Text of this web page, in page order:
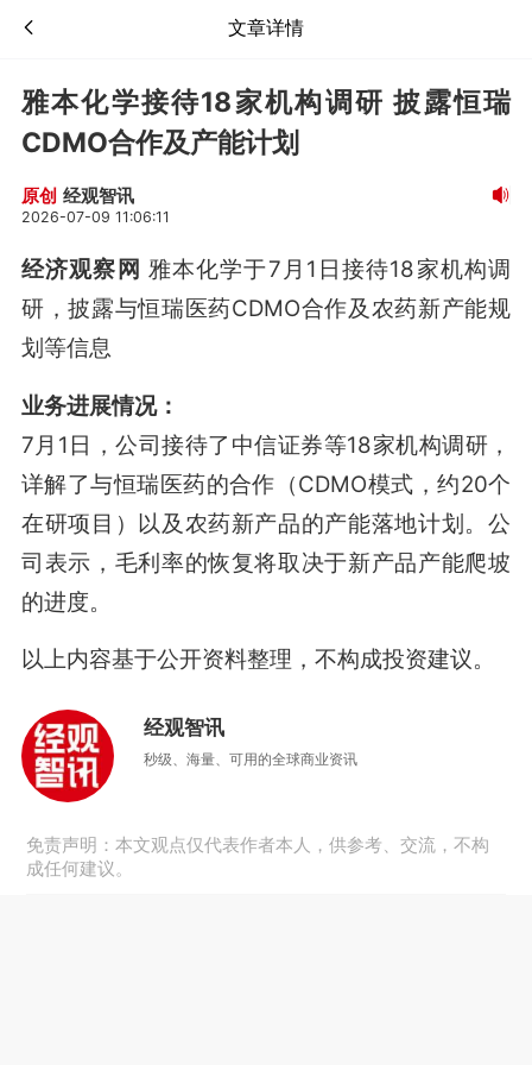
文章详情
雅本化学接待18家机构调研 披露恒瑞
CDMO合作及产能计划
原创 经观智讯
2026-07-09 11:06:11
经济观察网 雅本化学于7月1日接待18家机构调
研，披露与恒瑞医药CDMO合作及农药新产能规
划等信息
业务进展情况：
7月1日，公司接待了中信证券等18家机构调研，
详解了与恒瑞医药的合作（CDMO模式，约20个
在研项目）以及农药新产品的产能落地计划 。公
司表示，毛利率的恢复将取决于新产品产能爬坡
的进度。
以上内容基于公开资料整理，不构成投资建议。
经观智讯
秒级、海量、可用的全球商业资讯
免责声明：本文观点仅代表作者本人，供参考、交流，不构
成任何建议。